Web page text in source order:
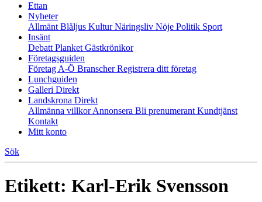
Ettan
Nyheter
Allmänt Blåljus KulturNäringsliv Nöje Politik Sport
Insänt
Debatt Planket Gästkrönikor
Företagsguiden
Företag A-Ö BranscherRegistrera ditt företag
Lunchguiden
Galleri Direkt
Landskrona Direkt
Allmänna villkorAnnonsera Bli prenumerant Kundtjänst
Kontakt
Mitt konto
Sök
Etikett: Karl-Erik Svensson